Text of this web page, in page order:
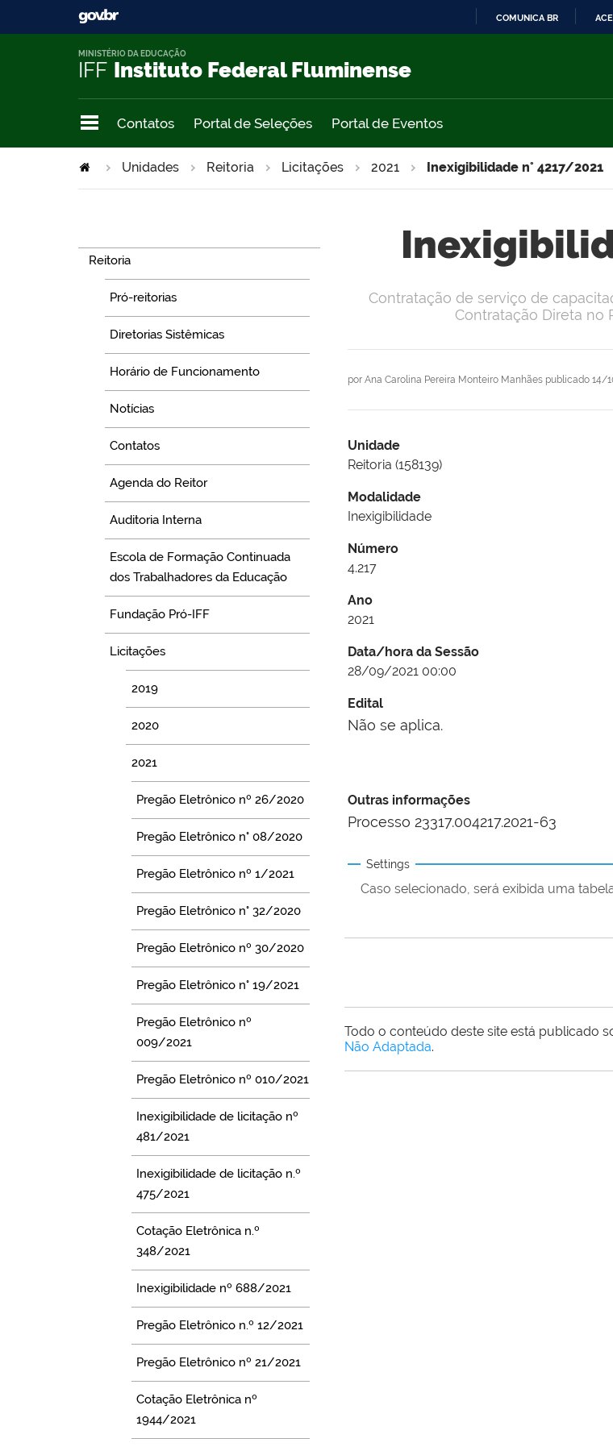
COMUNICA BR
IFF Instituto Federal Fluminense
MINISTÉRIO DA EDUCAÇÃO
Contatos Portal de Seleções Portal de Eventos
Unidades Reitoria Licitações 2021 Inexigibilidade n° 4217/2021
Reitoria
Pró-reitorias
Diretorias Sistêmicas
Horário de Funcionamento
Notícias
Contatos
Agenda do Reitor
Auditoria Interna
Escola de Formação Continuada
dos Trabalhadores da Educação
Fundação Pró-IFF
Licitações
2019
2020
2021
Pregão Eletrônico nº 26/2020
Pregão Eletrônico n° 08/2020
Pregão Eletrônico nº 1/2021
Pregão Eletrônico n° 32/2020
Pregão Eletrônico nº 30/2020
Pregão Eletrônico n° 19/2021
Pregão Eletrônico nº
009/2021
Pregão Eletrônico nº 010/2021
Inexigibilidade de licitação nº
481/2021
Inexigibilidade de licitação n.º
475/2021
Cotação Eletrônica n.º
348/2021
Inexigibilidade nº 688/2021
Pregão Eletrônico n.º 12/2021
Pregão Eletrônico nº 21/2021
Cotação Eletrônica nº
1944/2021
por Ana Carolina Pereira Monteiro Manhães publicado 14/
Contratação de serviço de
Contratação Direta no
Unidade
Reitoria (158139)
Modalidade
Inexigibilidade
Número
4.217
Ano
2021
Data/hora da Sessão
28/09/2021 00:00
Edital
Não se aplica.
Outras informações
Processo 23317.004217.2021-63
Settings
Caso selecionado, será exibida uma
Todo o conteúdo deste site está publicado
Não Adaptada.